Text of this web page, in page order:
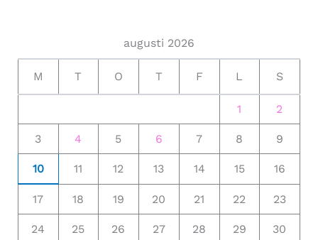
augusti 2026
M T O T F L S
1 2
3 4 5 6 7 8 9
10 11 12 13 14 15 16
17 18 19 20 21 22 23
24 25 26 27 28 29 30